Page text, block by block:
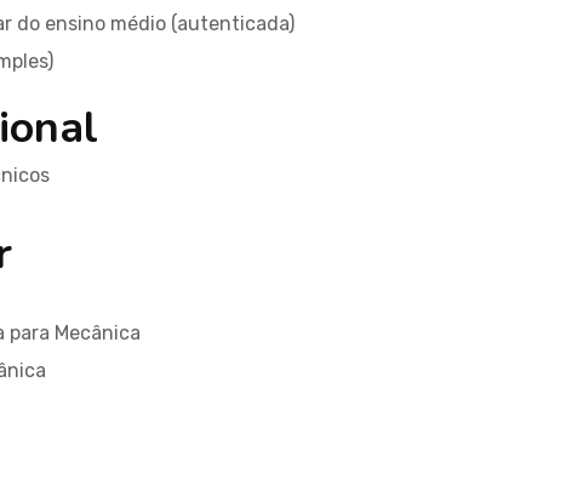
do ensino médio (autenticada)
para Mecânica